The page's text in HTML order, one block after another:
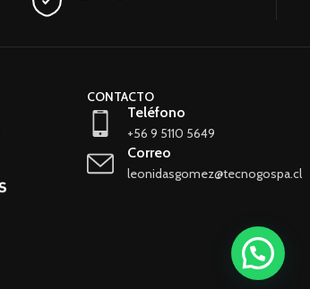
CONTACTO
Teléfono
+56 9 5110 5649
Correo
leonidasgomez@tecnogospa.cl